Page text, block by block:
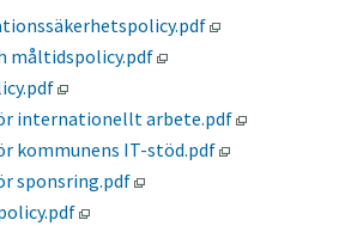
måltidspolicy.pdf
internationellt arbete.pdf
kommunens IT-stöd.pdf
sponsring.pdf